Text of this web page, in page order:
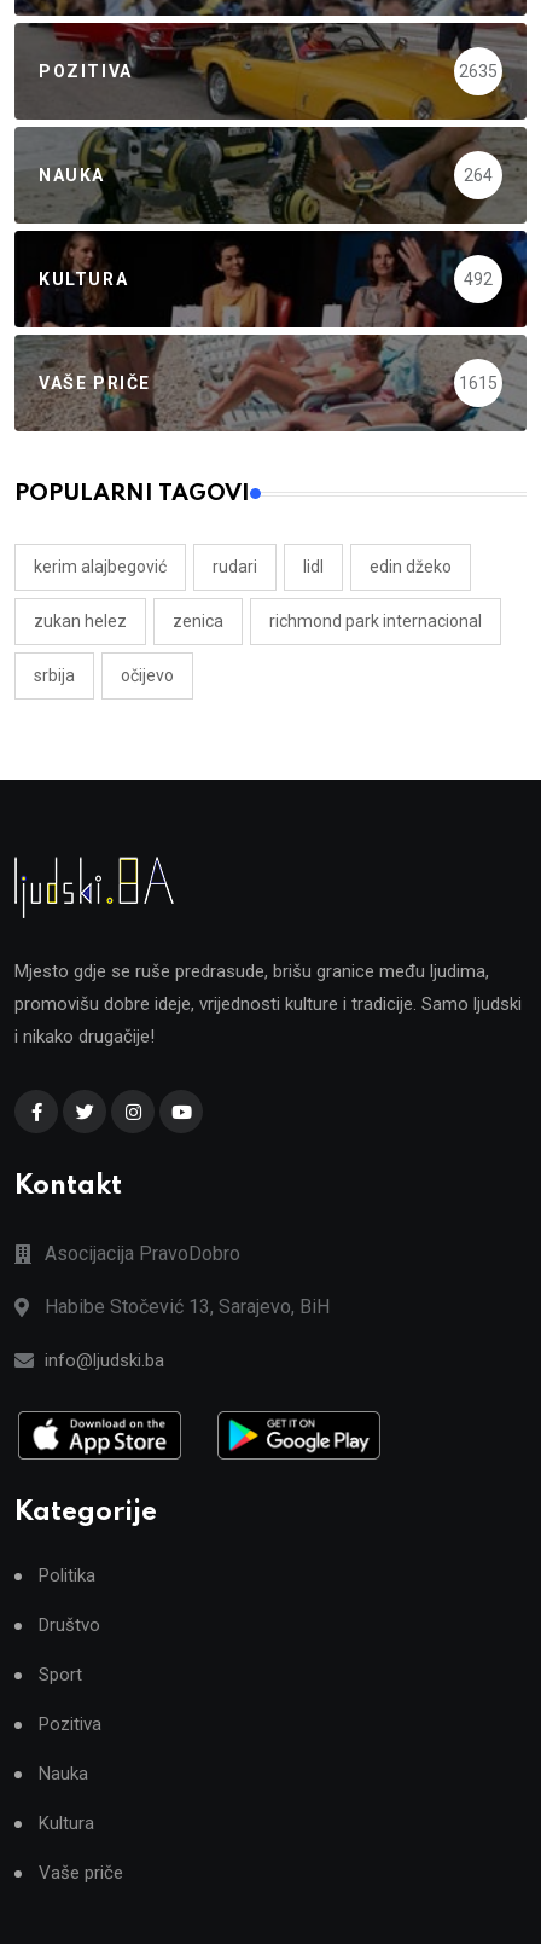
POZITIVA 2635
NAUKA 264
KULTURA 492
VAŠE PRIČE 1615
POPULARNI TAGOVI
kerim alajbegović rudari lidl edin džeko
zukan helez zenica richmond park internacional
srbija očijevo
Mjesto gdje se ruše predrasude, brišu granice među ljudima,
promovišu dobre ideje, vrijednosti kulture i tradicije. Samo ljudski
i nikako drugačije!
Kontakt
Asocijacija PravoDobro
Habibe Stočević 13, Sarajevo, BiH
info@ljudski.ba
Kategorije
Politika
Društvo
Sport
Pozitiva
Nauka
Kultura
Vaše priče